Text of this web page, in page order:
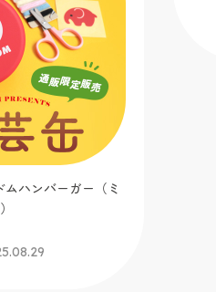
ハンバーガー（ミ